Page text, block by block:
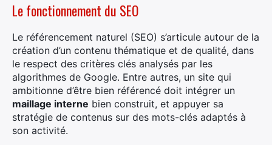
Le fonctionnement du SEO
Le référencement naturel (SEO) s’articule autour de la
création d’un contenu thématique et de qualité, dans
le respect des critères clés analysés par les
algorithmes de Google. Entre autres, un site qui
ambitionne d’être bien référencé doit intégrer un
maillage interne bien construit, et appuyer sa
stratégie de contenus sur des mots-clés adaptés à
son activité.